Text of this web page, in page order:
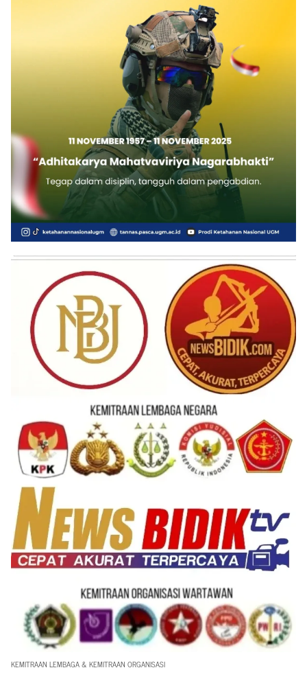
KEMITRAAN LEMBAGA & KEMITRAAN ORGANISASI